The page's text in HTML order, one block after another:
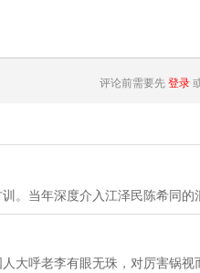
评论前需要先 登录
。当年深度介入江泽民陈希同的
大呼老李有眼无珠，对厉害锅